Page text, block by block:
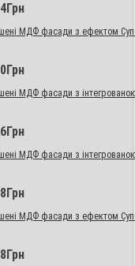
МДФ фасади з ефектом
МДФ фасади з
МДФ фасади з
МДФ фасади з ефектом